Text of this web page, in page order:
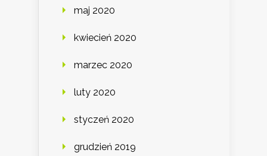
maj 2020
kwiecień 2020
marzec 2020
luty 2020
styczeń 2020
grudzień 2019